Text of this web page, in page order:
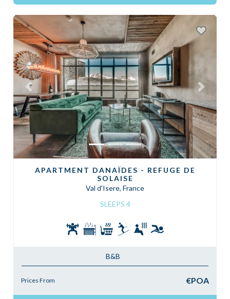
Previous Next
APARTMENT DANAÏDES - REFUGE DE
SOLAISE
Val d'Isere, France
SLEEPS 4
B&B
Prices From €POA